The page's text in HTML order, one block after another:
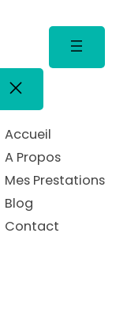
Accueil
A Propos
Mes Prestations
Blog
Contact